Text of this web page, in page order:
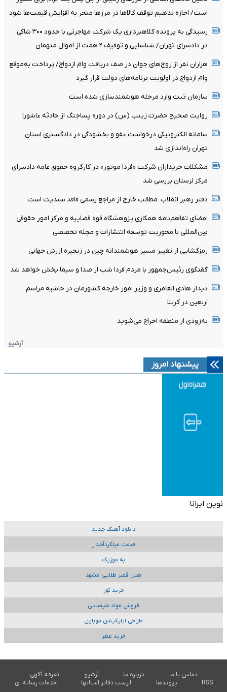
است/ اجازه ندهیم توقف کالاها در مرزها منجر به افزایش قیمت‌ها شود
رسیدگی به پرونده کلاهبرداری یک شرکت مهاجرتی با حدود ۳۰۰ شاکی
در دادسرای تهران/ شناسایی و توقیف ۲ همت از اموال متهمان
هزاران نفر از زوج‌های جوان در صف دریافت وام ازدواج/ پرداخت به‌موقع
وام ازدواج در اولویت برنامه‌های دولت قرار گیرد
سازمان ثبت وارد مرحله هوشمندسازی شده است
روایت صحیح حضرت زینب (س) در دوره پساجنگ از حادثه عاشورا
سامانه الکترونیکی درخواست عفو و بخشودگی در دادگستری استان
تهران راه‌اندازی شد
مشکلات خریداران شرکت «فردا موتور» در کارگروه حقوق عامه دادسرای
مرکز لرستان بررسی شد
دفتر رهبر انقلاب: مطالب خارج از مراجع رسمی فاقد سندیت است
امضای تفاهم‌نامه همکاری پژوهشگاه قوه قضاییه و مرکز امور حقوقی
بین‌المللی با محوریت توسعه انتشارات و مجله تخصصی
رمزگشایی از تغییر مسیر هوشمندانه چین در زنجیره ارزش جهانی
گفتگوی رئیس‌جمهور با مردم فردا شب از صدا و سیما پخش خواهد شد
دیدار هادی العامری و وزیر امور خارجه کشورمان در حاشیه مراسم
اربعین در کربلا
به‌زودی از منطقه اخراج می‌شوید
آرشیو
پیشنهاد امروز
نوین ایرانا
دانلود آهنگ جدید
قیمت میلگردآجدار
به موزیک
هتل قصر طلایی مشهد
خرید تور
فروش مواد شیمیایی
طراحی اپلیکیشن موبایل
خرید عطر
تماس با ما درباره ما آرشیو
تعرفه آگهی
RSS
پیوندها لیست دفاتر استانها خدمات رسانه ای